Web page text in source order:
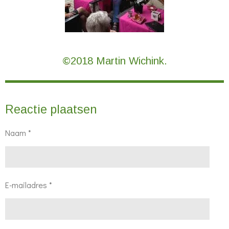
©2018 Martin Wichink.
Reactie plaatsen
Naam *
E-mailadres *